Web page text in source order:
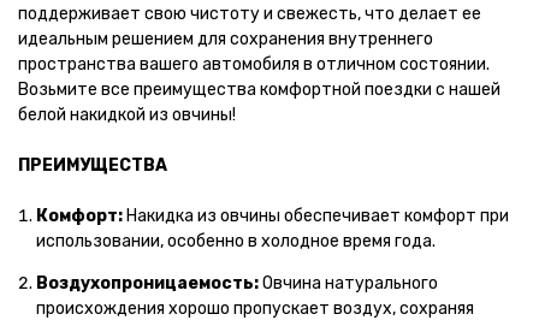
поддерживает свою чистоту и свежесть, что делает ее
идеальным решением для сохранения внутреннего
пространства вашего автомобиля в отличном состоянии.
Возьмите все преимущества комфортной поездки с нашей
белой накидкой из овчины!
ПРЕИМУЩЕСТВА
Комфорт: Накидка из овчины обеспечивает комфорт при
использовании, особенно в холодное время года.
Воздухопроницаемость:Овчина натурального
происхождения хорошо пропускает воздух, сохраняя